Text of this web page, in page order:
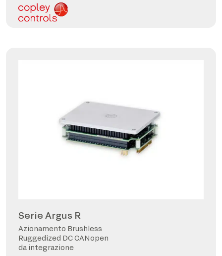
Serie Argus R
Azionamento Brushless
Ruggedized DC CANopen
da integrazione